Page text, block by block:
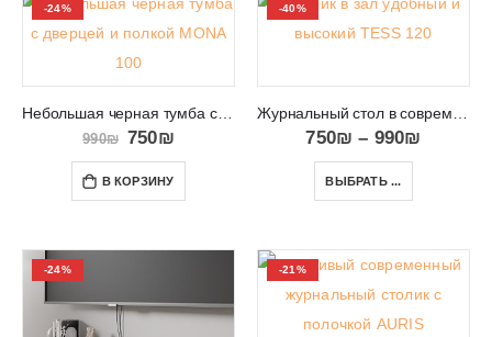
-24%
Небольшая черная тумба с дверцей и полкой MONA 100
990₪ 750₪
В КОРЗИНУ
-40%
750₪ – 990₪
ВЫБРАТЬ ...
-24% -21%